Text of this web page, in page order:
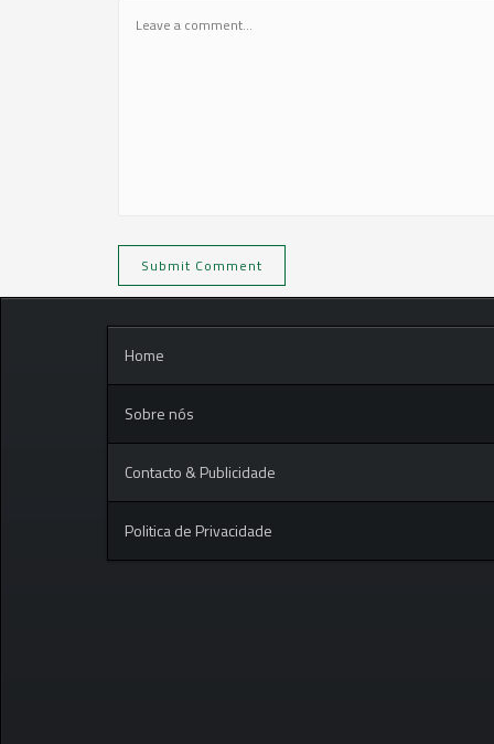
Home
Sobre nós
Contacto & Publicidade
Politica de Privacidade